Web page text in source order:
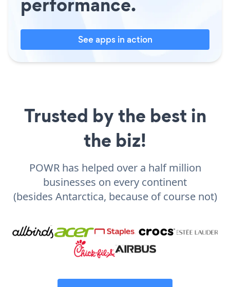
See apps in action
Trusted by the best in
the biz!
POWR has helped over a half million
businesses on every continent
(besides Antarctica, because of course not)